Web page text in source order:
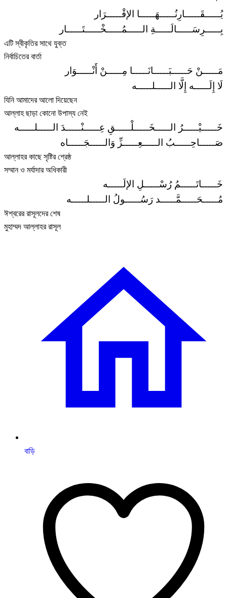
يُـــــقَـــــارِنُـــــهَـــــا الإقْـــــرَار
بِـــــرِسَـــــالَـــــةِ الـــــمُـــــخْـــــتَـــــار
এটি স্বীকৃতির সাথে যুক্ত
নির্বাচিতের বার্তা
مَـــــنْ حَـــــبَـــــانَـــــا مِـــــنْ أَنْـــــوَار
لَا إِلَـــــه إِلَّا الـــــلـــــه
যিনি আমাদের আলো দিয়েছেন
আল্লাহ ছাড়া কোনো উপাস্য নেই
خَـــــيْـــــرُ الـــــخَـــــلْـــــقِ عِـــــنْـــــدَ الـــــلـــــه
صَـــــاحِـــــبُ الـــــعِـــــزِّ وَالـــــجَـــــاه
আল্লাহর কাছে সৃষ্টির শ্রেষ্ঠ
সম্মান ও মর্যাদার অধিকারী
خَـــــاتَـــــمُ رُسْـــــلِ الإلَـــــه
مُـــــحَـــــمَّـــــد رَسُـــــولُ الـــــلـــــه
ঈশ্বরের রাসূলদের শেষ
মুহাম্মদ আল্লাহর রাসূল
বাড়ি